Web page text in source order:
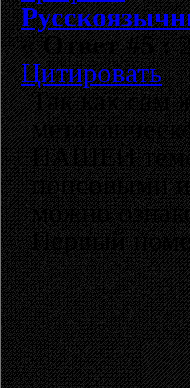
«Ответ #5 :
Цитировать
Так как сам
НАШЕЙ
попсовыми
можно
Первый